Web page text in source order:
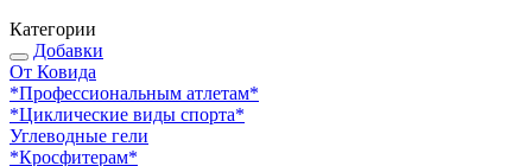
Категории
Добавки
От Ковида
*Профессиональным атлетам*
*Циклические виды спорта*
Углеводные гели
*Кросфитерам*